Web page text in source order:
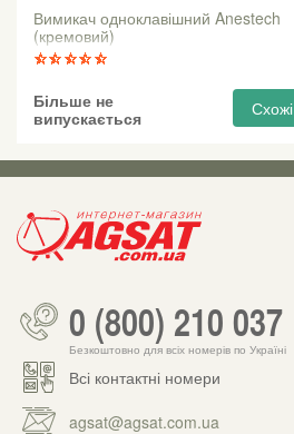
Вимикач одноклавішний Anestech
(кремовий)
Більше не
випускається
Схожі
0 (800) 210 037
Безкоштовно для всіх номерів по Україні
Всі контактні номери
agsat@agsat.com.ua